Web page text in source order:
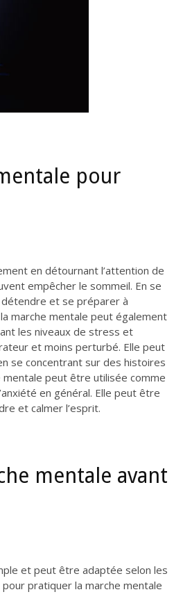
pour
en détournant l’attention de
empêcher le sommeil. En se
et se préparer à
marche mentale peut également
les niveaux de stress et
et moins perturbé. Elle peut
se concentrant sur des histoires
peut être utilisée comme
en général. Elle peut être
et calmer l’esprit.
mentale avant
et peut être adaptée selon les
pratiquer la marche mentale